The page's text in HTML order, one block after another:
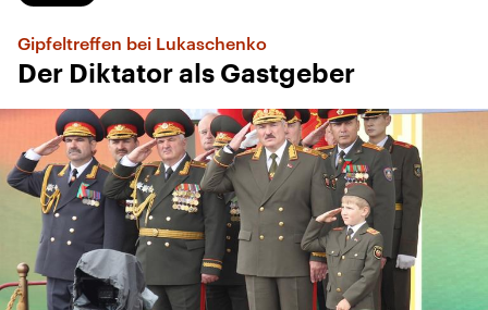
Gipfeltreffen bei Lukaschenko
Der Diktator als Gastgeber